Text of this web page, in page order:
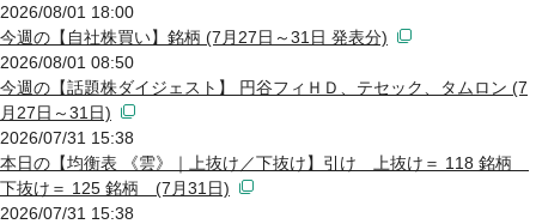
2026/08/01 18:00
今週の【自社株買い】銘柄 (7月27日～31日 発表分)
2026/08/01 08:50
今週の【話題株ダイジェスト】 円谷フィＨＤ、テセック、タムロン (7
月27日～31日)
2026/07/31 15:38
本日の【均衡表 《雲》｜上抜け／下抜け】引け 上抜け＝ 118 銘柄
下抜け＝ 125 銘柄 (7月31日)
2026/07/31 15:38